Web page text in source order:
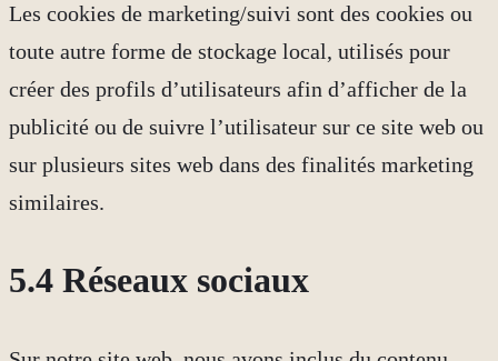
Les cookies de marketing/suivi sont des cookies ou
toute autre forme de stockage local, utilisés pour
créer des profils d’utilisateurs afin d’afficher de la
publicité ou de suivre l’utilisateur sur ce site web ou
sur plusieurs sites web dans des finalités marketing
similaires.
5.4 Réseaux sociaux